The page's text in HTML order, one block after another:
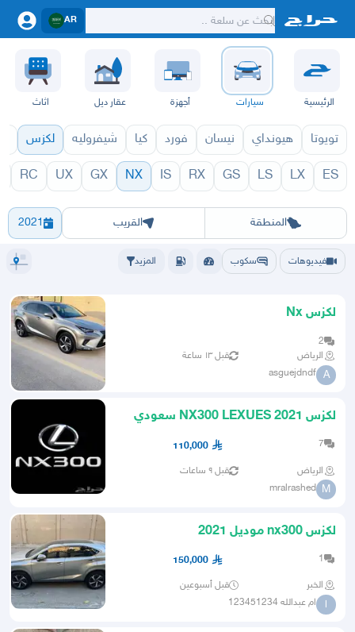
AR
الرئيسية سيارات أجهزة عقار ديل اثاث
تويوتا هيونداي نيسان فورد كيا شيفروليه لكزس
ES
LX
LS
GS
RX
IS
NX
GX
UX
RC
المنطقة
الرياض الشرقيهجده الطايف حائلأبها عسيرالباحة
القريب 2021
NX 1970
فيديوهات سكوب المزيد
لكزس Nx
2
الرياض
قبل ١٣ ساعة
A
asguejdndf
لكزس 2021 NX300 LEXUES سعودي
ممشى 60 فقط اسود استخدام بنت
7
110,000
الرياض قبل ٩ ساعات
M
mralrashed
لكزس nx300 موديل 2021
1
150,000
الخبر قبل أسبوعين
ا ام عبدالله 123451234